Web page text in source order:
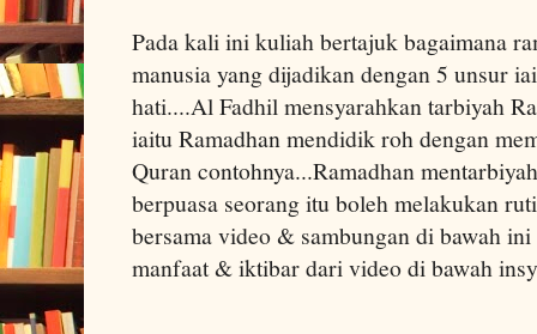
Pada kali ini kuliah bertajuk bagaimana
manusia yang dijadikan dengan 5 unsur
hati....Al Fadhil mensyarahkan tarbiyah
iaitu Ramadhan mendidik roh dengan
Quran contohnya...Ramadhan
berpuasa seorang itu boleh melakukan
bersama video & sambungan di bawah
manfaat & iktibar dari video di bawah